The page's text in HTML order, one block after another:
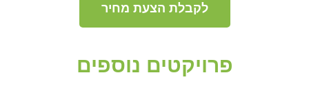
לקבלת הצעת מחיר
פרויקטים נוספים